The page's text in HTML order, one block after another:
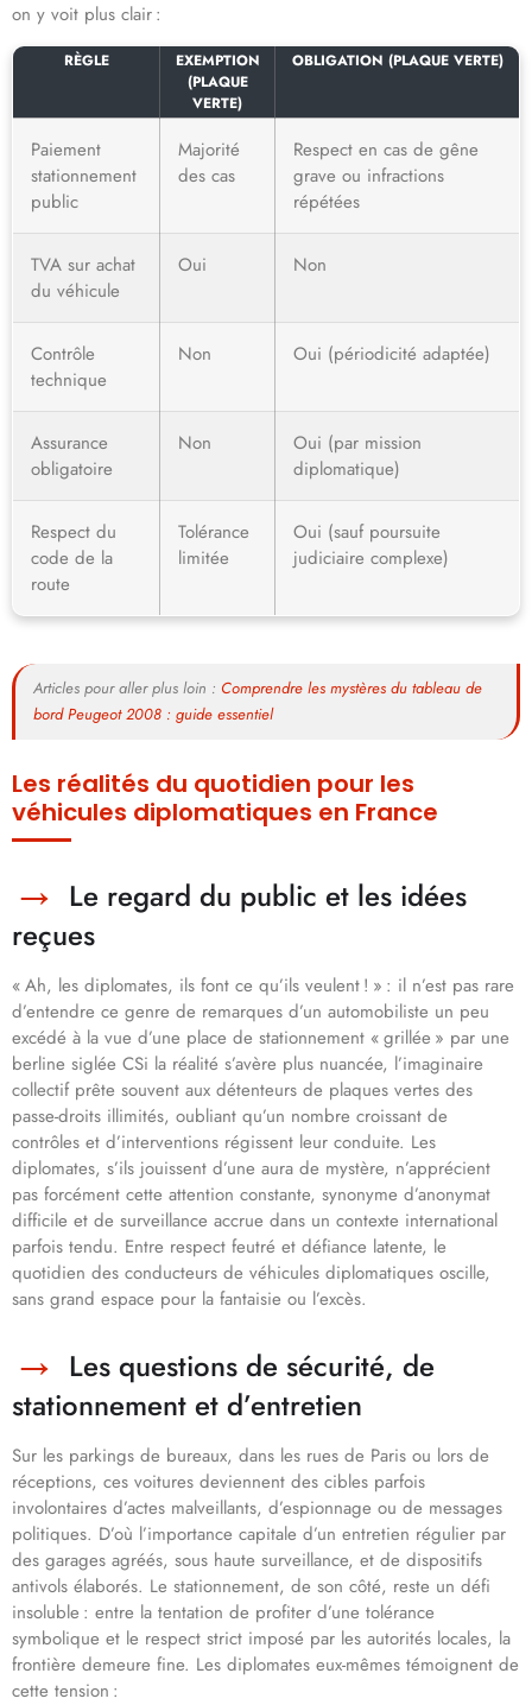
on y voit plus clair :
RÈGLE
EXEMPTION
(PLAQUE
VERTE)
OBLIGATION (PLAQUE VERTE)
Paiement
stationnement
public
Majorité
des cas
Respect en cas de gêne
grave ou infractions
répétées
TVA sur achat
du véhicule
Oui Non
Contrôle
technique
Non Oui (périodicité adaptée)
Assurance
obligatoire
Non
Oui (par mission
diplomatique)
Respect du
code de la
route
Tolérance
limitée
Oui (sauf poursuite
judiciaire complexe)
Articles pour aller plus loin : Comprendre les mystères du tableau de
bord Peugeot 2008 : guide essentiel
Les réalités du quotidien pour les
véhicules diplomatiques en France
Le regard du public et les idées
reçues
« Ah, les diplomates, ils font ce qu’ils veulent ! » : il n’est pas rare
d’entendre ce genre de remarques d’un automobiliste un peu
excédé à la vue d’une place de stationnement « grillée » par une
berline siglée CSi la réalité s’avère plus nuancée, l’imaginaire
collectif prête souvent aux détenteurs de plaques vertes des
passe-droits illimités, oubliant qu’un nombre croissant de
contrôles et d’interventions régissent leur conduite. Les
diplomates, s’ils jouissent d’une aura de mystère, n’apprécient
pas forcément cette attention constante, synonyme d’anonymat
difficile et de surveillance accrue dans un contexte international
parfois tendu. Entre respect feutré et défiance latente, le
quotidien des conducteurs de véhicules diplomatiques oscille,
sans grand espace pour la fantaisie ou l’excès.
Les questions de sécurité, de
stationnement et d’entretien
Sur les parkings de bureaux, dans les rues de Paris ou lors de
réceptions, ces voitures deviennent des cibles parfois
involontaires d’actes malveillants, d’espionnage ou de messages
politiques. D’où l’importance capitale d’un entretien régulier par
des garages agréés, sous haute surveillance, et de dispositifs
antivols élaborés. Le stationnement, de son côté, reste un défi
insoluble : entre la tentation de profiter d’une tolérance
symbolique et le respect strict imposé par les autorités locales, la
frontière demeure fine. Les diplomates eux-mêmes témoignent de
cette tension :